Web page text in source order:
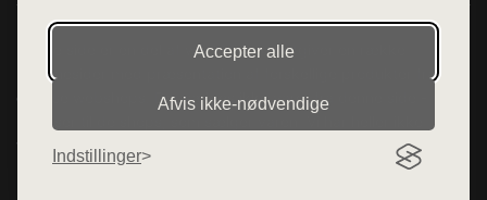
Accepter alle
Afvis ikke‑nødvendige
Indstillinger
Denne side er en del af want.dk, der udgiver en række
hjemmesider med præsentation af forskellige produkter fra
diverse webshops. Der sælges ikke varer fra denne side - vi
henviser til de shops, som sælger varen. Vi har heller ikke
varerne på lager.